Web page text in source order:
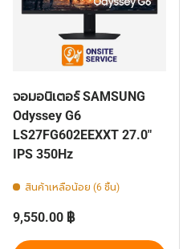
จอมอนิเตอร์ SAMSUNG
Odyssey G6
LS27FG602EEXXT 27.0"
IPS 350Hz
สินค้าเหลือน้อย (6 ชิ้น)
ราคาปกติ
9,550.00 ฿